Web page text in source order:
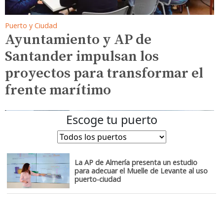
Puerto y Ciudad
Ayuntamiento y AP de
Santander impulsan los
proyectos para transformar el
frente marítimo
Escoge tu puerto
La AP de Almería presenta un estudio
para adecuar el Muelle de Levante al uso
puerto-ciudad